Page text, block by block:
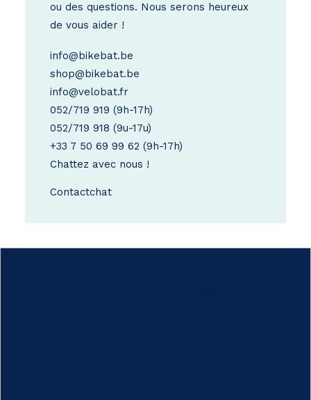
ou des questions. Nous serons heureux
de vous aider !
info@bikebat.be
shop@bikebat.be
info@velobat.fr
052/719 919 (9h-17h)
052/719 918 (9u-17u)
+33 7 50 69 99 62 (9h-17h)
Chattez avec nous !
Contactchat